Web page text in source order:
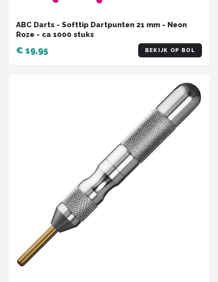
ABC Darts - Softtip Dartpunten 21 mm - Neon
Roze - ca 1000 stuks
€ 19,95 BEKIJK OP BOL